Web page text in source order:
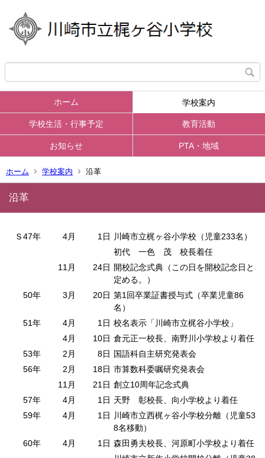
ホーム 学校案内
学校生活・行事予定 教育活動
お知らせ PTA・地域
ホーム 学校案内 沿革
沿革
Ｓ47年 4月 1日
川崎市立梶ヶ谷小学校（児童233名）
初代 一色 茂 校長着任
11月
24日 開校記念式典（この日を開校記念日と
定める。）
50年
3月 20日 第1回卒業証書授与式（卒業児童86
名）
51年
4月 1日 校名表示「川崎市立梶谷小学校」
4月
10日 倉元正一校長、南野川小学校より着任
53年
2月 8日 国語科自主研究発表会
56年
2月 18日 市算数科委嘱研究発表会
11月
21日 創立10周年記念式典
57年
4月 1日 天野 彰校長、向小学校より着任
59年
4月 1日
川崎市立西梶ヶ谷小学校分離（児童53
8名移動）
60年
4月 1日 森田勇夫校長、河原町小学校より着任